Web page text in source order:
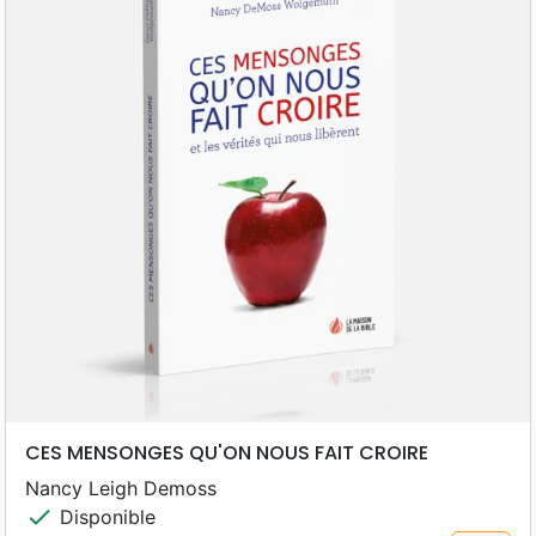
CES MENSONGES QU'ON NOUS FAIT CROIRE
Nancy Leigh Demoss
check Disponible